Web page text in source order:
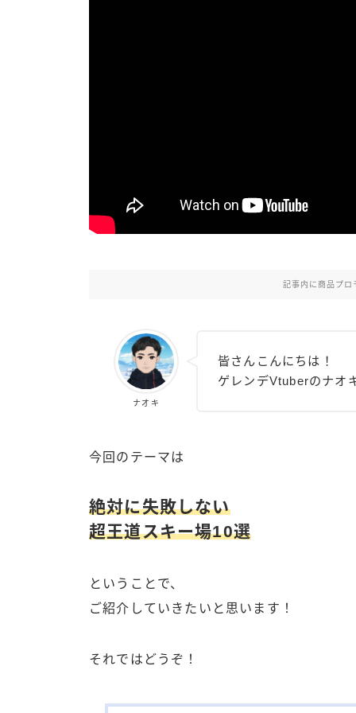
記事内に商品プロ
ナオキ
皆さんこんにちは！
ゲレンデVtuberのナオ
今回のテーマは
絶対に失敗しない
超王道スキー場10選
ということで、
ご紹介していきたいと思います！
それではどうぞ！